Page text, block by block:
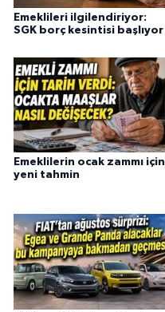
Emeklileri ilgilendiriyor:
SGK borç kesintisi başlıyor
Emeklilerin ocak zammı için
yeni tahmin